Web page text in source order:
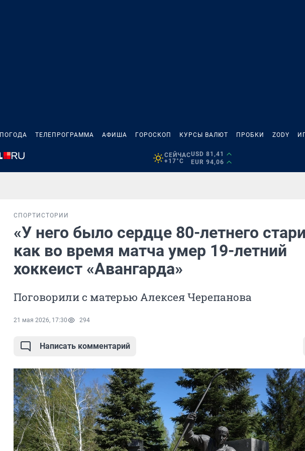
ПОГОДА ТЕЛЕПРОГРАММА АФИША ГОРОСКОП КУРСЫ ВАЛЮТ ПРОБКИ ZODY
СЕЙЧАС
+17°C
USD 81,41
EUR 94,06
СПОРТ ИСТОРИИ
«У него было сердце 80-летнего
как во время матча умер 19-летний
хоккеист «Авангарда»
Поговорили с матерью Алексея Черепанова
21 мая 2026, 17:30 294
Написать комментарий